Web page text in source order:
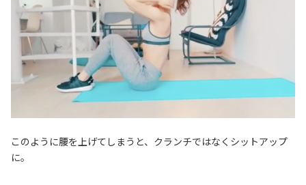
このように腰を上げてしまうと、クランチではなくシットアップ
に。